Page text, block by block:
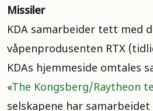
Missiler
KDA samarbeider tett med
våpenprodusenten RTX
KDAs hjemmeside omtales
«The Kongsberg/Raytheon
selskapene har